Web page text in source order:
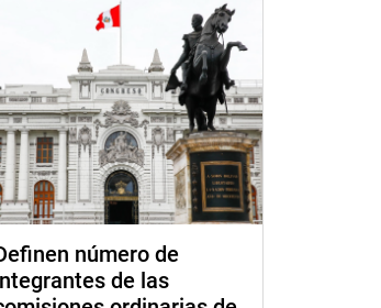
número de
de las